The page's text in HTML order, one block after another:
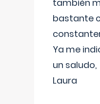
también
bastante
Ya me
un saludo,
Laura